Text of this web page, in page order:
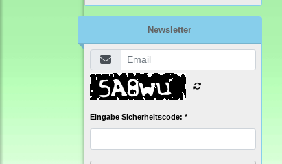
Newsletter
Eingabe Sicherheitscode: *